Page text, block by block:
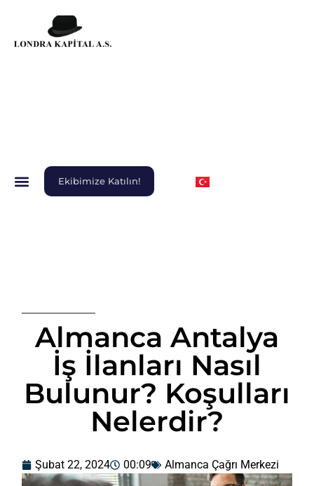
Ekibimize Katılın!
Almanca Antalya
İş İlanları Nasıl
Bulunur? Koşulları
Nelerdir?
Şubat 22, 2024 00:09 Almanca Çağrı Merkezi